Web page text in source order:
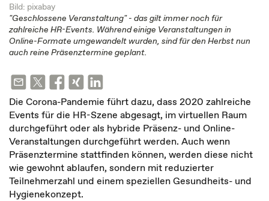
Bild: pixabay
"Geschlossene Veranstaltung" - das gilt immer noch für
zahlreiche HR-Events. Während einige Veranstaltungen in
Online-Formate umgewandelt wurden, sind für den Herbst nun
auch reine Präsenztermine geplant.
Die Corona-Pandemie führt dazu, dass 2020 zahlreiche
Events für die HR-Szene abgesagt, im virtuellen Raum
durchgeführt oder als hybride Präsenz- und Online-
Veranstaltungen durchgeführt werden. Auch wenn
Präsenztermine stattfinden können, werden diese nicht
wie gewohnt ablaufen, sondern mit reduzierter
Teilnehmerzahl und einem speziellen Gesundheits- und
Hygienekonzept.